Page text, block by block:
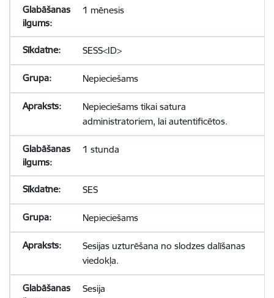
1 mēnesis
SESS<ID>
Nepieciešams
Nepieciešams tikai satura
administratoriem, lai autentificētos.
1 stunda
SES
Nepieciešams
Sesijas uzturēšana no slodzes dalīšanas
viedokļa.
Sesija